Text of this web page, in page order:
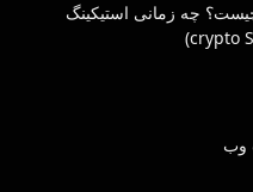
چیست؟ چه زمانی استیکینگ
وب